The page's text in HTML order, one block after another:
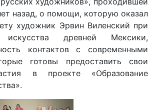
назад, о помощи, которую оказал
художник Эрвин Виленский при
древней Мексики,
контактов с современными
готовы предоставить свои
в проекте «Образование